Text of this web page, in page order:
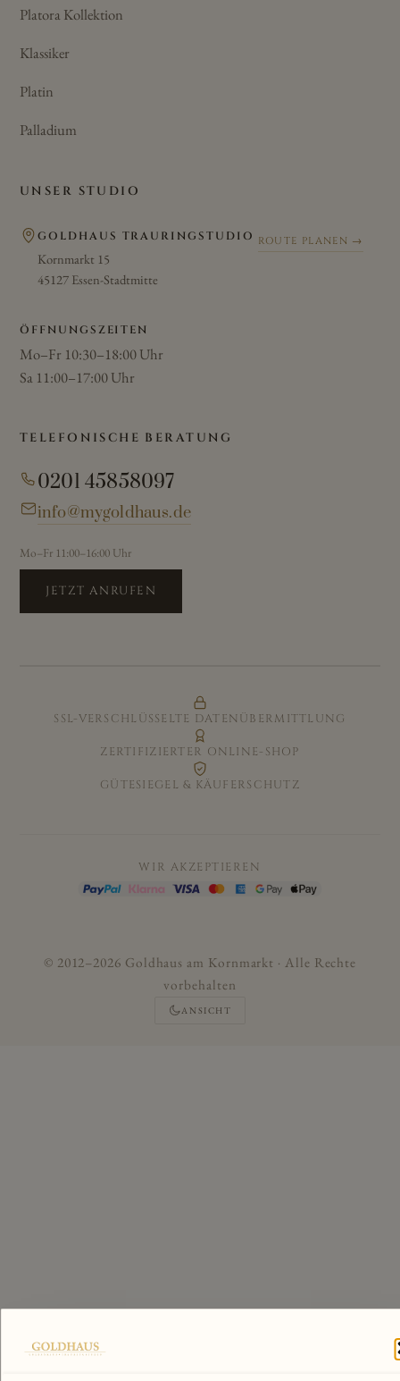
Platora Kollektion
Klassiker
Platin
Palladium
UNSER STUDIO
GOLDHAUS TRAURINGSTUDIO
Kornmarkt 15
45127 Essen-Stadtmitte
ROUTE PLANEN →
ÖFFNUNGSZEITEN
Mo–Fr 10:30–18:00 Uhr
Sa 11:00–17:00 Uhr
TELEFONISCHE BERATUNG
0201 45858097
info@mygoldhaus.de
Mo–Fr 11:00–16:00 Uhr
JETZT ANRUFEN
SSL-VERSCHLÜSSELTE DATENÜBERMITTLUNG
ZERTIFIZIERTER ONLINE-SHOP
GÜTESIEGEL & KÄUFERSCHUTZ
WIR AKZEPTIEREN
© 2012–2026 Goldhaus am Kornmarkt · Alle Rechte
vorbehalten
ANSICHT